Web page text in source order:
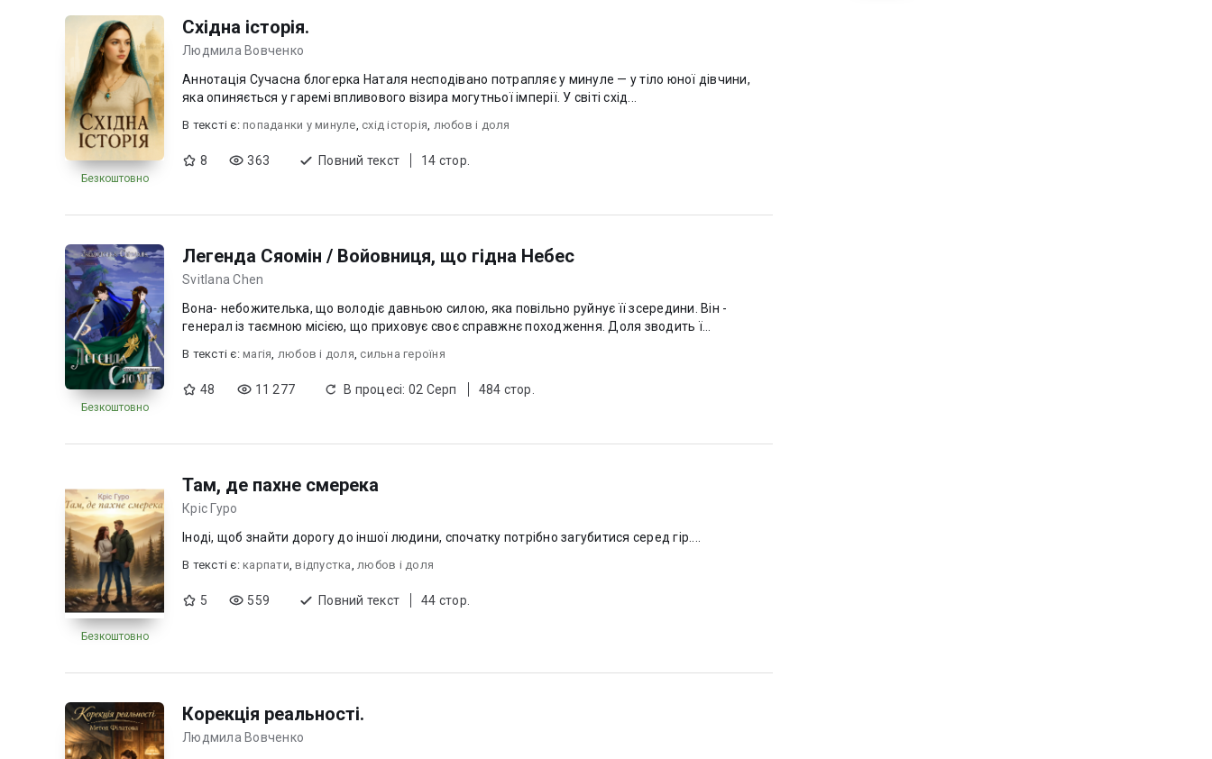
Безкоштовно
Схiдна iсторiя.
Людмила Вовченко
Аннотація Сучасна блогерка Наталя несподівано потрапляє у минуле — у тіло юної дівчини,
яка опиняється у гаремі впливового візира могутньої імперії. У світі схід...
В текcті є: попаданки у минуле, схiд iсторiя, любов i доля
8 363 Повний текст 14 стор.
Безкоштовно
Легенда Сяомін / Войовниця, що гідна Небес
Svitlana Chen
Вона- небожителька, що володіє давньою силою, яка повільно руйнує її зсередини. Він -
генерал із таємною місією, що приховує своє справжнє походження. Доля зводить ї...
В текcті є: магія, любов i доля, сильна героїня
48 11 277 В процесі: 02 Серп 484 стор.
Безкоштовно
Там, де пахне смерека
Кріс Гуро
Іноді, щоб знайти дорогу до іншої людини, спочатку потрібно загубитися серед гір....
В текcті є: карпати,відпустка, любов i доля
5 559 Повний текст 44 стор.
Корекцiя реальностi.
Людмила Вовченко